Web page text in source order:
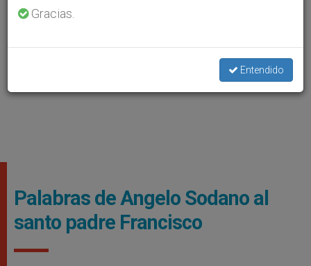
Palabras de Angelo Sodano al
santo padre Francisco
Gracias.
Entendido